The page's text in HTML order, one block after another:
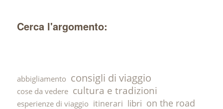
Cerca l'argomento:
abbigliamento consigli di viaggio
cose da vedere cultura e tradizioni
esperienze di viaggio itinerari libri on the road